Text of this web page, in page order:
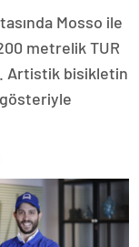
Mosso ile
metrelik TUR
Artistik bisikletin